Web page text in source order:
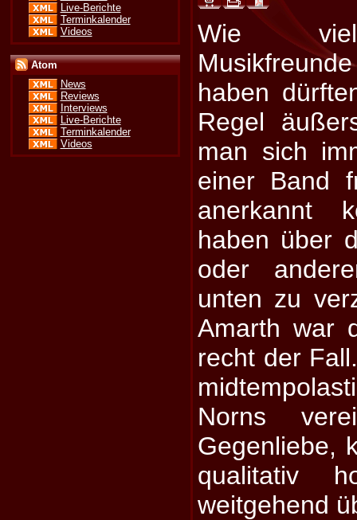
Live-Berichte
Terminkalender
Videos
Atom
News
Reviews
Interviews
Live-Berichte
Terminkalender
Videos
Wie
haben
Regel
man sich
einer Band
anerkannt
haben über
oder
unten zu
Amarth war
recht der
Norns
Gegenliebe,
qualitativ
weitgehend